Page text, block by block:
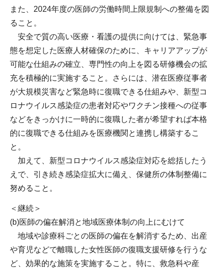
また、2024年度の医師の労働時間上限規制への整備を図
ること。
安全で質の高い医療・看護の提供に向けては、緊急事
態を想定した医療人材確保のために、キャリアアップが
可能な仕組みの確立、専門性の向上を図る研修機会の拡
充を積極的に実施すること。さらには、潜在医療従事者
が大規模災害など緊急時に復職できる仕組みや、新型コ
ロナウイルス感染症の患者対応やワクチン接種への従事
などをきっかけに一時的に復職した者が希望すれば本格
的に復職できる仕組みを医療機関と連携し構築するこ
と。
加えて、新型コロナウイルス感染症対応を総括したう
えで、引き続き感染症拡大に備え、保健所の体制整備に
努めること。
＜継続＞
(b)医師の偏在解消と地域医療体制の向上にむけて
地域や診療科ごとの医師の偏在を解消するため、出産
や育児などで離職した女性医師の復職支援研修を行うな
ど、効果的な施策を実施すること。特に、救急科や産